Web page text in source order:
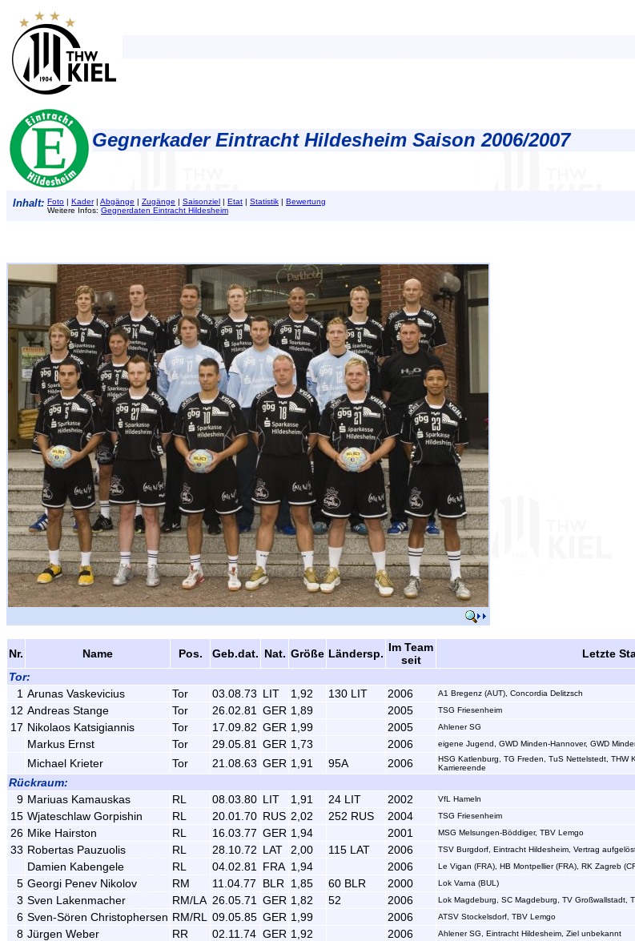
Gegnerkader Eintracht Hildesheim Saison 2006/2007
Inhalt: Foto | Kader| Abgänge | Zugänge | Saisonziel | Etat | Statistik | Bewertung
Weitere Infos: Gegnerdaten Eintracht Hildesheim
Nr. Name Pos. Geb.dat. Nat. Größe Ländersp. Im Team
seit
Letzte
Tor:
1 Arunas Vaskevicius Tor 03.08.73 LIT 1,92 130 LIT 2006 A1 Bregenz (AUT), Concordia Delitzsch
12 Andreas Stange Tor 26.02.81 GER 1,89 2005 TSG Friesenheim
17 Nikolaos Katsigiannis Tor 17.09.82 GER 1,99 2005 Ahlener SG
Markus Ernst Tor 29.05.81 GER 1,73 2006 eigene Jugend, GWD Minden-Hannover, GWD
Michael Krieter Tor 21.08.63 GER 1,91 95A 2006
HSG Katlenburg, TG Freden, TuS Nettelstedt, THW
Karriereende
Rückraum:
9 Mariuas Kamauskas RL 08.03.80 LIT 1,91 24 LIT 2002 VfL Hameln
15 Wjateschlaw Gorpishin RL 20.01.70 RUS 2,02 252 RUS 2004 TSG Friesenheim
26 Mike Hairston RL 16.03.77 GER 1,94 2001 MSG Melsungen-Böddiger, TBV Lemgo
33 Robertas Pauzuolis RL 28.10.72 LAT 2,00 115 LAT 2006 TSV Burgdorf, Eintracht Hildesheim, Vertrag
Damien Kabengele RL 04.02.81 FRA 1,94 2006 Le Vigan (FRA), HB Montpellier (FRA), RK Zagreb
5 Georgi Penev Nikolov RM 11.04.77 BLR 1,85 60 BLR 2000 Lok Varna (BUL)
3 Sven Lakenmacher RM/LA 26.05.71 GER 1,82 52 2006 Lok Magdeburg, SC Magdeburg, TV Großwallstadt,
6 Sven-Sören Christophersen RM/RL 09.05.85 GER 1,99 2006 ATSV Stockelsdorf, TBV Lemgo
8 Jürgen Weber RR 02.11.74 GER 1,92 2006 Ahlener SG, Eintracht Hildesheim, Ziel unbekannt